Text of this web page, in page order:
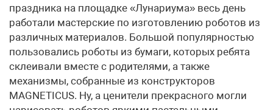
праздника на площадке «Лунариума» весь день
работали мастерские по изготовлению роботов из
различных материалов. Большой популярностью
пользовались роботы из бумаги, которых ребята
склеивали вместе с родителями, а также
механизмы, собранные из конструкторов
MAGNETICUS. Ну, а ценители прекрасного могли